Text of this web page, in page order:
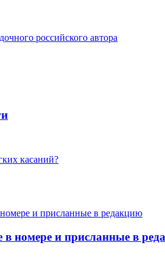
российского автора
касаний?
номере и присланные в